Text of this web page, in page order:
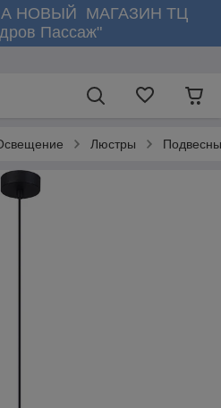
НОВЫЙ МАГАЗИН ТЦ
Пассаж"
Люстры